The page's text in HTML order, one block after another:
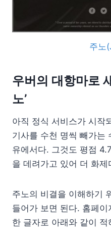
주노
우버의 대항마로
노’
아직 정식 서비스가 시작
기사를 수천 명씩 빼가는
유에서다. 그것도 평점
을 데려가고 있어 더 화제
주노의 비결을 이해하기
들어가 보면 된다. 홈페
한 글자로 아래와 같이 적